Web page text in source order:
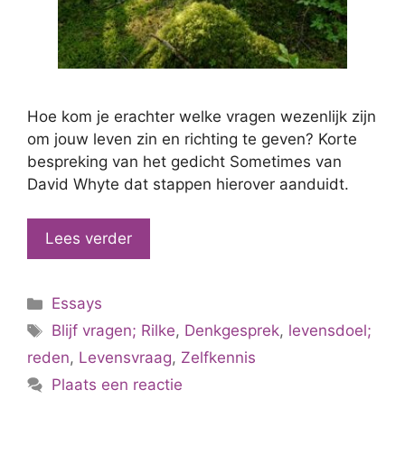
Hoe kom je erachter welke vragen wezenlijk zijn
om jouw leven zin en richting te geven? Korte
bespreking van het gedicht Sometimes van
David Whyte dat stappen hierover aanduidt.
Lees verder
Categorieën
Essays
Tags
Blijf vragen; Rilke, Denkgesprek, levensdoel;
reden, Levensvraag, Zelfkennis
Plaats een reactie